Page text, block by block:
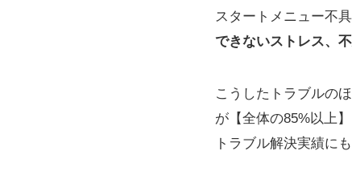
スタートメニュー不
できないストレス、
こうしたトラブルの
が【全体の85%以上
トラブル解決実績にも